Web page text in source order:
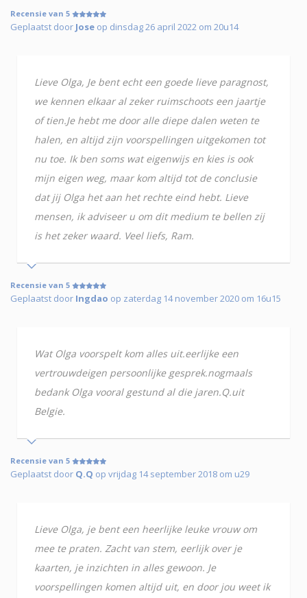
Recensie van 5
Geplaatst door Jose op dinsdag 26 april 2022 om 20u14
Lieve Olga, Je bent echt een goede lieve paragnost,
we kennen elkaar al zeker ruimschoots een jaartje
of tien.Je hebt me door alle diepe dalen weten te
halen, en altijd zijn voorspellingen uitgekomen tot
nu toe. Ik ben soms wat eigenwijs en kies is ook
mijn eigen weg, maar kom altijd tot de conclusie
dat jij Olga het aan het rechte eind hebt. Lieve
mensen, ik adviseer u om dit medium te bellen zij
is het zeker waard. Veel liefs, Ram.
Recensie van 5
Geplaatst door Ingdao op zaterdag 14 november 2020 om 16u15
Wat Olga voorspelt kom alles uit.eerlijke een
vertrouwdeigen persoonlijke gesprek.nogmaals
bedank Olga vooral gestund al die jaren.Q.uit
Belgie.
Recensie van 5
Geplaatst door Q.Q op vrijdag 14 september 2018 om u29
Lieve Olga, je bent een heerlijke leuke vrouw om
mee te praten. Zacht van stem, eerlijk over je
kaarten, je inzichten in alles gewoon. Je
voorspellingen komen altijd uit, en door jou weet ik